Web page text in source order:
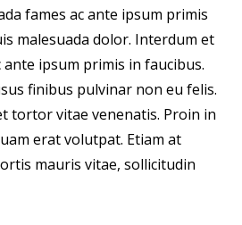
fames ac ante ipsum primis
malesuada dolor. Interdum et
ante ipsum primis in faucibus.
finibus pulvinar non eu felis.
tortor vitae venenatis. Proin in
erat volutpat. Etiam at
mauris vitae, sollicitudin